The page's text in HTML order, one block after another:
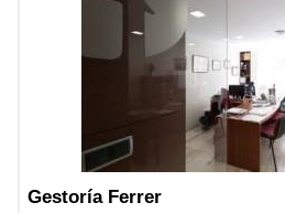
Gestoría Ferrer